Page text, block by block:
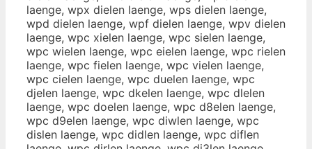
laenge, wpx dielen laenge, wps dielen laenge,
wpd dielen laenge, wpf dielen laenge, wpv dielen
laenge, wpc xielen laenge, wpc sielen laenge,
wpc wielen laenge, wpc eielen laenge, wpc rielen
laenge, wpc fielen laenge, wpc vielen laenge,
wpc cielen laenge, wpc duelen laenge, wpc
djelen laenge, wpc dkelen laenge, wpc dlelen
laenge, wpc doelen laenge, wpc d8elen laenge,
wpc d9elen laenge, wpc diwlen laenge, wpc
dislen laenge, wpc didlen laenge, wpc diflen